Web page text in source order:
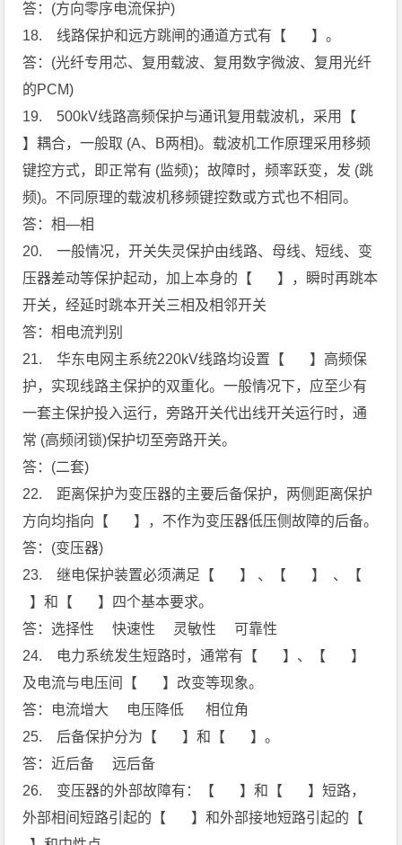
答：(方向零序电流保护)
18. 线路保护和远方跳闸的通道方式有【 】。
答：(光纤专用芯、复用载波、复用数字微波、复用光纤
的PCM)
19. 500kV线路高频保护与通讯复用载波机，采用【
】耦合，一般取 (A、B两相)。载波机工作原理采用移频
键控方式，即正常有 (监频)；故障时，频率跃变，发 (跳
频)。不同原理的载波机移频键控数或方式也不相同。
答：相—相
20. 一般情况，开关失灵保护由线路、母线、短线、变
压器差动等保护起动，加上本身的【 】，瞬时再跳本
开关，经延时跳本开关三相及相邻开关
答：相电流判别
21. 华东电网主系统220kV线路均设置【 】高频保
护，实现线路主保护的双重化。一般情况下，应至少有
一套主保护投入运行，旁路开关代出线开关运行时，通
常 (高频闭锁)保护切至旁路开关。
答：(二套)
22. 距离保护为变压器的主要后备保护，两侧距离保护
方向均指向【 】，不作为变压器低压侧故障的后备。
答：(变压器)
23. 继电保护装置必须满足【 】 、【 】 、【
】和【 】四个基本要求。
答：选择性 快速性 灵敏性 可靠性
24. 电力系统发生短路时，通常有【 】、【 】
及电流与电压间【 】改变等现象。
答：电流增大 电压降低 相位角
25. 后备保护分为【 】和【 】。
答：近后备 远后备
26. 变压器的外部故障有：【 】和【 】短路，
外部相间短路引起的【 】和外部接地短路引起的【